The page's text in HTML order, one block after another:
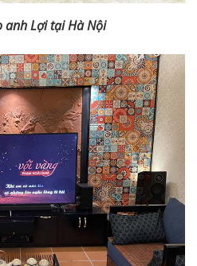
anh Lợi tại Hà Nội